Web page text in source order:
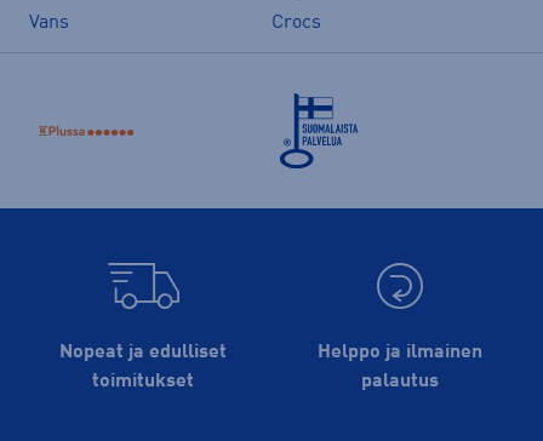
Vans
Crocs
Nopeat ja edulliset
toimitukset
Helppo ja ilmainen
palautus